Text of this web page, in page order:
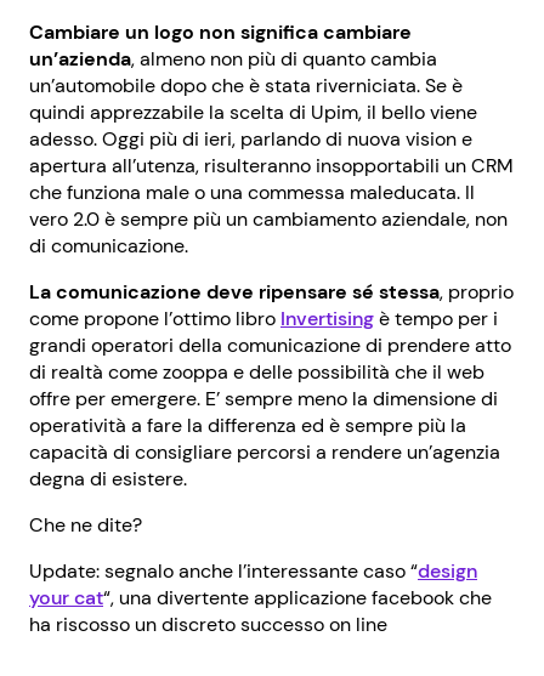
Cambiare un logo non significa cambiare
un’azienda, almeno non più di quanto cambia
un’automobile dopo che è stata riverniciata. Se è
quindi apprezzabile la scelta di Upim, il bello viene
adesso. Oggi più di ieri, parlando di nuova vision e
apertura all’utenza, risulteranno insopportabili un CRM
che funziona male o una commessa maleducata. Il
vero 2.0 è sempre più un cambiamento aziendale, non
di comunicazione.
La comunicazione deve ripensare sé stessa, proprio
come propone l’ottimo libro Invertisingè tempo per i
grandi operatori della comunicazione di prendere atto
di realtà come zooppa e delle possibilità che il web
offre per emergere. E’ sempre meno la dimensione di
operatività a fare la differenza ed è sempre più la
capacità di consigliare percorsi a rendere un’agenzia
degna di esistere.
Che ne dite?
Update: segnalo anche l’interessante caso “design
your cat“, una divertente applicazione facebook che
ha riscosso un discreto successo on line